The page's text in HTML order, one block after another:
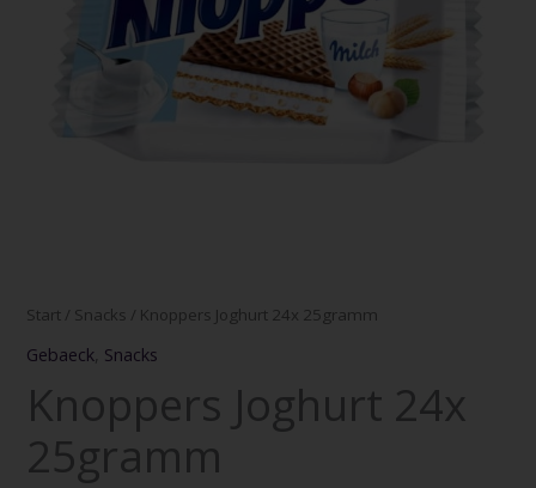
Start / Snacks / Knoppers Joghurt 24x 25gramm
Gebaeck Snacks
Knoppers Joghurt 24x
25gramm